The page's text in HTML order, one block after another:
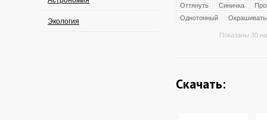
Экология
Оттянуть
Синичка
Однотонный
Показаны 30
Скачать: